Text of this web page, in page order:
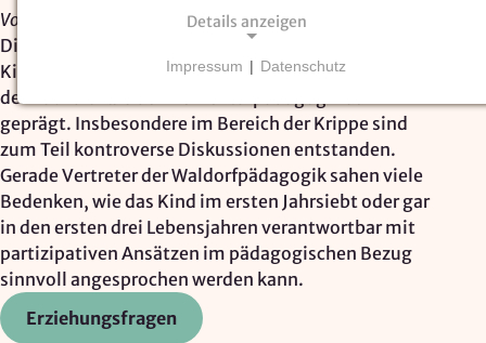
Von Urs Kaiser, Nov. 2017
Die Forderung nach Partizipation in
Kindertageseinrichtungen hat in den letzten Jahren
den Fachdiskurs der Elementarpädagogik sehr
geprägt. Insbesondere im Bereich der Krippe sind
zum Teil kontroverse Diskussionen entstanden.
Gerade Vertreter der Waldorfpädagogik sahen viele
Bedenken, wie das Kind im ersten Jahrsiebt oder gar
in den ersten drei Lebensjahren verantwortbar mit
partizipativen Ansätzen im pädagogischen Bezug
sinnvoll angesprochen werden kann.
Erziehungsfragen
Details anzeigen
Essentielle Cookiessind für den Betrieb der
Website erforderlich und können nicht deaktiviert
werden. Hierzu zählen technisch notwendige
TYPO3-Cookies, sowie Funktionen zur
Adresssuche überGoogle Places.
Google Places Autocomplete
Anbieter:
Google Ireland Ltd.
Impressum | Datenschutz